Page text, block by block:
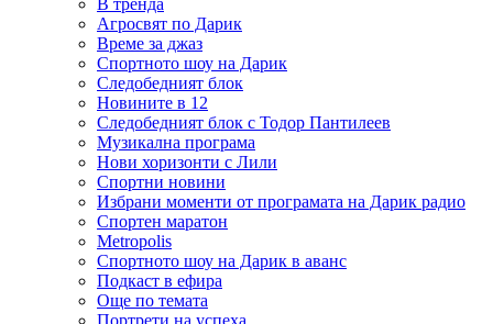
В тренда
Агросвят по Дарик
Време за джаз
Спортното шоу на Дарик
Следобедният блок
Новините в 12
Следобедният блок с Тодор Пантилеев
Музикална програма
Нови хоризонти с Лили
Спортни новини
Избрани моменти от програмата на Дарик радио
Спортен маратон
Metropolis
Спортното шоу на Дарик в аванс
Подкаст в ефира
Още по темата
Портрети на успеха